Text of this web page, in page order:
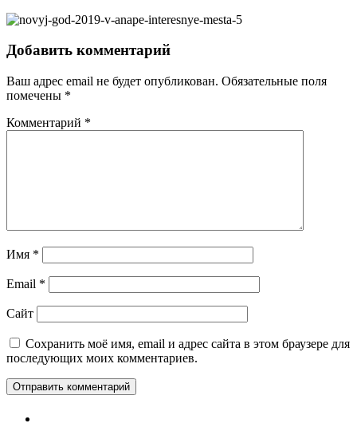
Добавить комментарий
Ваш адрес email не будет опубликован. Обязательные поля
помечены *
Комментарий *
Имя *
Email *
Сайт
Сохранить моё имя, email и адрес сайта в этом браузере для
последующих моих комментариев.